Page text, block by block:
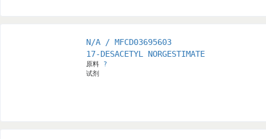
N/A / MFCD03695603
17-DESACETYL NORGESTIMATE
原料 ?
试剂